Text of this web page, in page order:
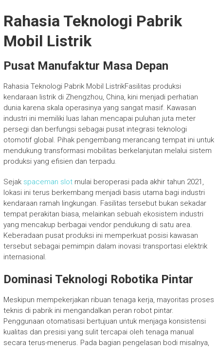
Rahasia Teknologi Pabrik
Mobil Listrik
Pusat Manufaktur Masa Depan
Rahasia Teknologi Pabrik Mobil ListrikFasilitas produksi
kendaraan listrik di Zhengzhou, China, kini menjadi perhatian
dunia karena skala operasinya yang sangat masif. Kawasan
industri ini memiliki luas lahan mencapai puluhan juta meter
persegi dan berfungsi sebagai pusat integrasi teknologi
otomotif global. Pihak pengembang merancang tempat ini untuk
mendukung transformasi mobilitas berkelanjutan melalui sistem
produksi yang efisien dan terpadu.
Sejak spaceman slot mulai beroperasi pada akhir tahun 2021,
lokasi ini terus berkembang menjadi basis utama bagi industri
kendaraan ramah lingkungan. Fasilitas tersebut bukan sekadar
tempat perakitan biasa, melainkan sebuah ekosistem industri
yang mencakup berbagai vendor pendukung di satu area.
Keberadaan pusat produksi ini memperkuat posisi kawasan
tersebut sebagai pemimpin dalam inovasi transportasi elektrik
internasional.
Dominasi Teknologi Robotika Pintar
Meskipun mempekerjakan ribuan tenaga kerja, mayoritas proses
teknis di pabrik ini mengandalkan peran robot pintar.
Penggunaan otomatisasi bertujuan untuk menjaga konsistensi
kualitas dan presisi yang sulit tercapai oleh tenaga manual
secara terus-menerus. Pada bagian pengelasan bodi misalnya,